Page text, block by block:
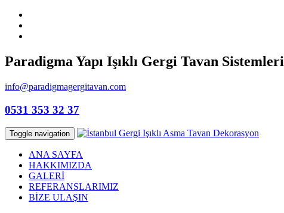
Paradigma Yapı Işıklı Gergi Tavan Sistemleri
info@paradigmagergitavan.com
0531 353 32 37
Toggle navigation
ANA SAYFA
HAKKIMIZDA
GALERİ
REFERANSLARIMIZ
BİZE ULAŞIN